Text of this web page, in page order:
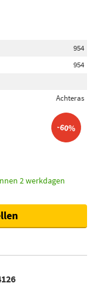
954
954
Achteras
-60%
2 werkdagen